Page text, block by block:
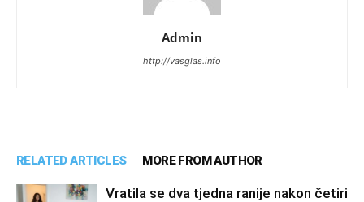
Admin
http://vasglas.info
RELATED ARTICLES MORE FROM AUTHOR
Vratila se dva tjedna ranije nakon četiri